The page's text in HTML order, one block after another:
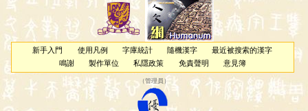
新手入門 使用凡例 字庫統計 隨機漢字
最近被搜索的漢字
鳴謝
製作單位 私隱政策 免責聲明 意見簿
（管理員 ）